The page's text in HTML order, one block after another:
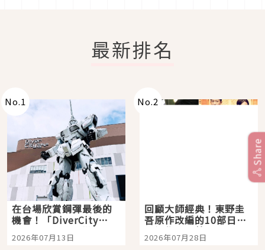
最新排名
No.1
在台場欣賞鋼彈最後的
機會！「DiverCity
Tokyo Plaza」搭船、
購物、美食及夜景，一
2026年07月13日
No.2
回顧大師經典！東野圭
吾原作改編的10部日本
影視作品推薦
2026年07月28日
Share